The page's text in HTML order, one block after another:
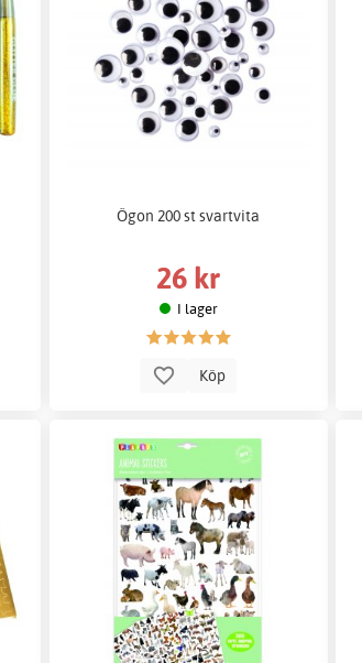
Ögon 200 st svartvita
26 kr
I lager
Köp